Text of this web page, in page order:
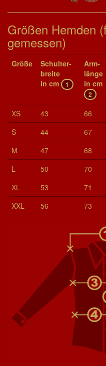
Größen Hemden
gemessen)
Größe
Schul­ter­
brei­te
in cm
1
Arm­
länge
in cm
2
XS 43 66
S
44 67
M
47 68
L
50 70
XL
53 71
XXL
56 73